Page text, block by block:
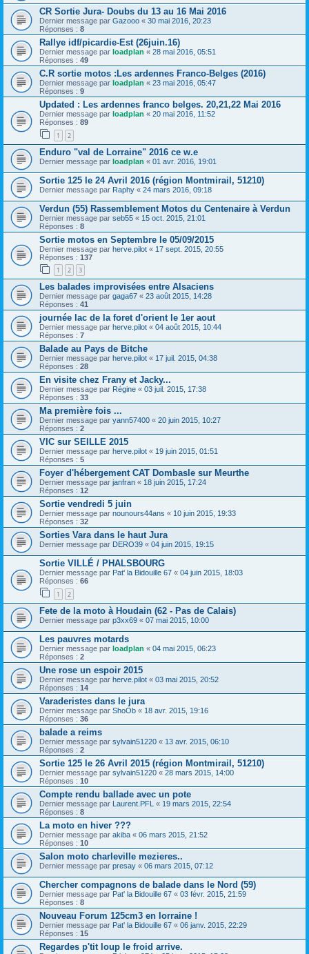
CR Sortie Jura- Doubs du 13 au 16 Mai 2016
Dernier message par Gazooo « 30 mai 2016, 20:23
Réponses : 8
Rallye idf/picardie-Est (26juin.16)
Dernier message par loadplan « 28 mai 2016, 05:51
Réponses : 49
C.R sortie motos :Les ardennes Franco-Belges (2016)
Dernier message par loadplan « 23 mai 2016, 05:47
Réponses : 9
Updated : Les ardennes franco belges. 20,21,22 Mai 2016
Dernier message par loadplan « 20 mai 2016, 11:52
Réponses : 89
1 2
Enduro "val de Lorraine" 2016 ce w.e
Dernier message par loadplan « 01 avr. 2016, 19:01
Sortie 125 le 24 Avril 2016 (région Montmirail, 51210)
Dernier message par Raphy « 24 mars 2016, 09:18
Verdun (55) Rassemblement Motos du Centenaire à Verdun
Dernier message par seb55 « 15 oct. 2015, 21:01
Réponses : 8
Sortie motos en Septembre le 05/09/2015
Dernier message par herve.pilot « 17 sept. 2015, 20:55
Réponses : 137
1 2 3
Les balades improvisées entre Alsaciens
Dernier message par gaga67 « 23 août 2015, 14:28
Réponses : 41
journée lac de la foret d'orient le 1er aout
Dernier message par herve.pilot « 04 août 2015, 10:44
Réponses : 7
Balade au Pays de Bitche
Dernier message par herve.pilot « 17 juil. 2015, 04:38
Réponses : 28
En visite chez Frany et Jacky...
Dernier message par Régine « 03 juil. 2015, 17:38
Réponses : 33
Ma première fois ...
Dernier message par yann57400 « 20 juin 2015, 10:27
Réponses : 2
VIC sur SEILLE 2015
Dernier message par herve.pilot « 19 juin 2015, 01:51
Réponses : 5
Foyer d'hébergement CAT Dombasle sur Meurthe
Dernier message par janfran « 18 juin 2015, 17:24
Réponses : 12
Sortie vendredi 5 juin
Dernier message par nounours44ans « 10 juin 2015, 19:33
Réponses : 32
Sorties Vara dans le haut Jura
Dernier message par DERO39 « 04 juin 2015, 19:15
Sortie VILLÉ / PHALSBOURG
Dernier message par Pat' la Bidouille 67 « 04 juin 2015, 18:03
Réponses : 66
1 2
Fete de la moto à Houdain (62 - Pas de Calais)
Dernier message par p3xx69 « 07 mai 2015, 10:00
Les pauvres motards
Dernier message par loadplan « 04 mai 2015, 06:23
Réponses : 2
Une rose un espoir 2015
Dernier message par herve.pilot « 03 mai 2015, 20:52
Réponses : 14
Varaderistes dans le jura
Dernier message par ShoOb « 18 avr. 2015, 19:16
Réponses : 36
balade a reims
Dernier message par sylvain51220 « 13 avr. 2015, 06:10
Réponses : 2
Sortie 125 le 26 Avril 2015 (région Montmirail, 51210)
Dernier message par sylvain51220 « 28 mars 2015, 14:00
Réponses : 10
Compte rendu ballade avec un pote
Dernier message par Laurent.PFL « 19 mars 2015, 22:54
Réponses : 8
La moto en hiver ???
Dernier message par akiba « 06 mars 2015, 21:52
Réponses : 10
Salon moto charleville mezieres..
Dernier message par presay « 06 mars 2015, 07:12
Chercher compagnons de balade dans le Nord (59)
Dernier message par Pat' la Bidouille 67 « 03 févr. 2015, 21:59
Réponses : 8
Nouveau Forum 125cm3 en lorraine !
Dernier message par Pat' la Bidouille 67 « 06 janv. 2015, 22:29
Réponses : 15
Regardes p'tit loup le froid arrive.